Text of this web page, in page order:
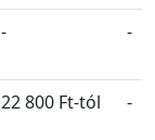
- -
22 800 Ft-tól -